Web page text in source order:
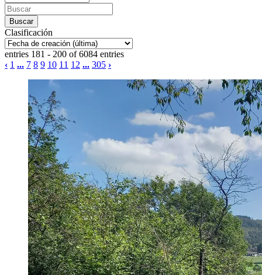
Clasificación
entries 181 - 200 of 6084 entries
‹ 1 ... 7 8 9 10 11 12 ... 305 ›